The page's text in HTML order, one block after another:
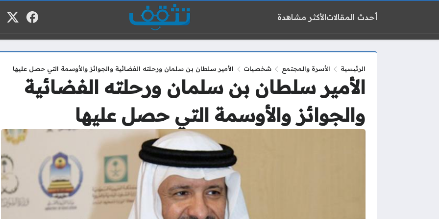
أحدث المقالاتالأكثر مشاهدة فيسبوك
الرئيسية الأسرة والمجتمع شخصيات الأمير سلطان بن سلمان ورحلته الفضائية والجوائز والأوسمة التي حصل عليها
الأمير سلطان بن سلمان ورحلته الفضائية
والجوائز والأوسمة التي حصل عليها